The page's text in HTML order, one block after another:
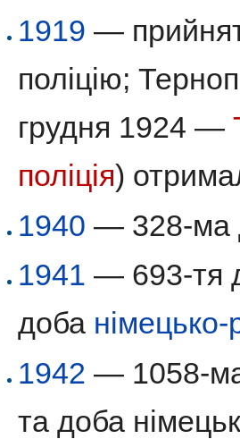
1919 —
поліцію;
грудня 1924 —
поліція)
1940 — 328-ма
1941 — 693-тя
доба німецько-
1942 — 1058-ма
та доба